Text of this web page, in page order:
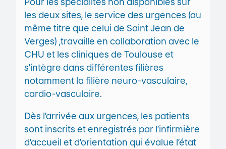
les deux sites, le service des urgences (au
même titre que celui de Saint Jean de
Verges) ,travaille en collaboration avec le
CHU et les cliniques de Toulouse et
s’intègre dans différentes filières
notamment la filière neuro-vasculaire,
cardio-vasculaire.
Dès l’arrivée aux urgences, les patients
sont inscrits et enregistrés par l’infirmière
d’accueil et d’orientation qui évalue l’état